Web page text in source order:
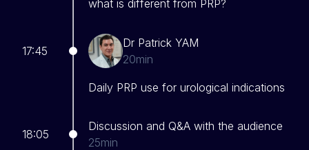
what is different from PRP?
17:45
Dr Patrick YAM
20min
Daily PRP use for urological indications
18:05
Discussion and Q&A with the audience
25min